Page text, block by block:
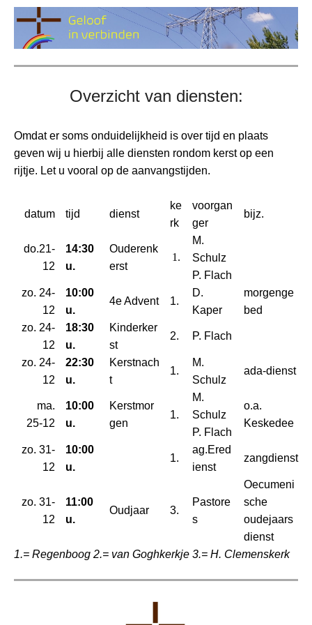
Overzicht van diensten:
Omdat er soms onduidelijkheid is over tijd en plaats
geven wij u hierbij alle diensten rondom kerst op een
rijtje. Let u vooral op de aanvangstijden.
datum tijd dienst
ke
rk
voorgan
ger
bijz.
do.21-
12
14:30
u.
Ouderenk
erst
1.
M.
Schulz
P. Flach
zo. 24-
12
10:00
u.
4e Advent 1.
D.
Kaper
morgenge
bed
zo. 24-
12
18:30
u.
Kinderker
st
2. P. Flach
zo. 24-
12
22:30
u.
Kerstnach
t
1.
M.
Schulz
ada-dienst
ma.
25-12
10:00
u.
Kerstmor
gen
1.
M.
Schulz
P. Flach
o.a.
Keskedee
zo. 31-
12
10:00
u.
1.
ag.Ered
ienst
zangdienst
zo. 31-
12
11:00
u.
Oudjaar 3.
Pastore
s
Oecumeni
sche
oudejaars
dienst
1.= Regenboog 2.= van Goghkerkje 3.= H. Clemenskerk